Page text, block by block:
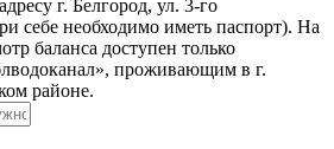
г. Белгород, ул. 3-го
себе необходимо иметь паспорт). На
баланса доступен только
проживающим в г.
районе.